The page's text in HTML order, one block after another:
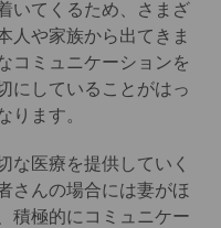
いてくるため、さまざ
人や家族から出てきま
コミュニケーションを
にしていることがはっ
ります。
医療を提供していく
さんの場合には妻がほ
積極的にコミュニケー